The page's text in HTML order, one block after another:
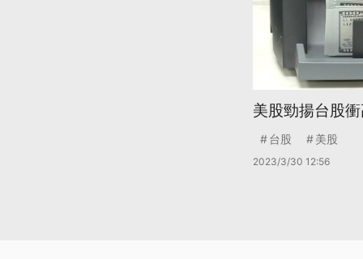
美股勁揚台股
台股 美股
2023/3/30 12:56